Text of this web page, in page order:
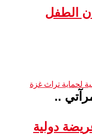
الطفل
دولية
..